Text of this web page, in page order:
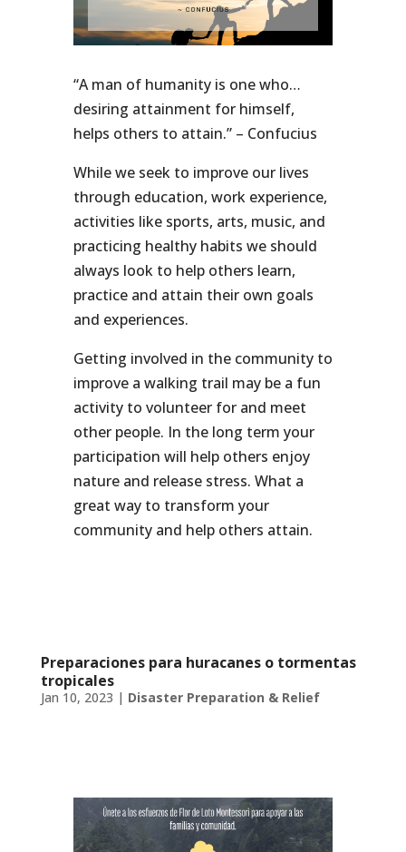
“A man of humanity is one who…
desiring attainment for himself,
helps others to attain.” – Confucius
While we seek to improve our lives
through education, work experience,
activities like sports, arts, music, and
practicing healthy habits we should
always look to help others learn,
practice and attain their own goals
and experiences.
Getting involved in the community to
improve a walking trail may be a fun
activity to volunteer for and meet
other people. In the long term your
participation will help others enjoy
nature and release stress. What a
great way to transform your
community and help others attain.
Preparaciones para huracanes o tormentas
tropicales
Jan 10, 2023 | Disaster Preparation & Relief